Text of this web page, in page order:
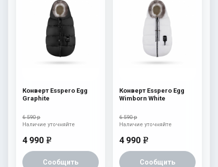
Конверт Esspero Egg
Graphite
6 590 р
4 990 e
Сообщить
Наличие уточняйте
Конверт Esspero Egg
Wimborn White
6 590 р
4 990 e
Сообщить
Наличие уточняйте